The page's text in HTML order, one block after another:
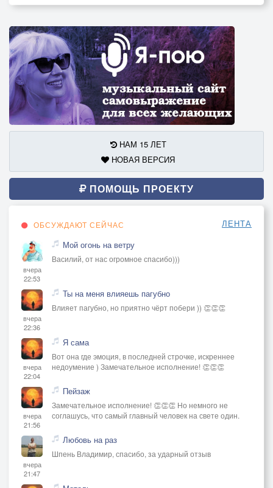
НАМ 15 ЛЕТ
НОВАЯ ВЕРСИЯ
ПОМОЩЬ ПРОЕКТУ
ОБСУЖДАЮТ СЕЙЧАС ЛЕНТА
вчера
22:53
Мой огонь на ветру
Василий, от нас огромное спасибо)))
вчера
22:36
Ты на меня влияешь пагубно
Влияет пагубно, но приятно чёрт побери )) 👏👏👏
вчера
22:04
Я сама
Вот она где эмоция, в последней строчке, искреннее
недоумение ) Замечательное исполнение! 👏👏👏
вчера
21:56
Пейзаж
Замечательное исполнение! 👏👏👏 Но немного не
соглашусь, что самый главный человек на свете один.
вчера
21:47
Любовь на раз
Шпень Владимир, спасибо, за ударный отзыв